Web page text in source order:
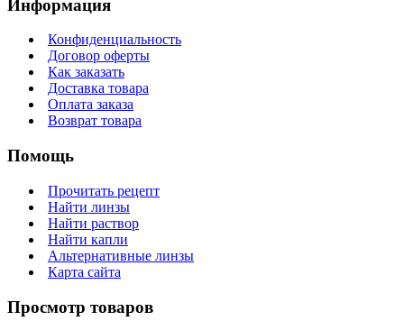
Информация
Конфиденциальность
Договор оферты
Как заказать
Доставка товара
Оплата заказа
Возврат товара
Помощь
Прочитать рецепт
Найти линзы
Найти раствор
Найти капли
Альтернативные линзы
Карта сайта
Просмотр товаров